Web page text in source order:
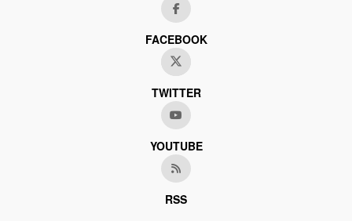
FACEBOOK
TWITTER
YOUTUBE
RSS